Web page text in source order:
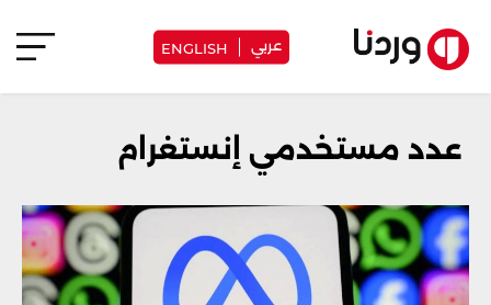
عربي ENGLISH
عدد مستخدمي إنستغرام